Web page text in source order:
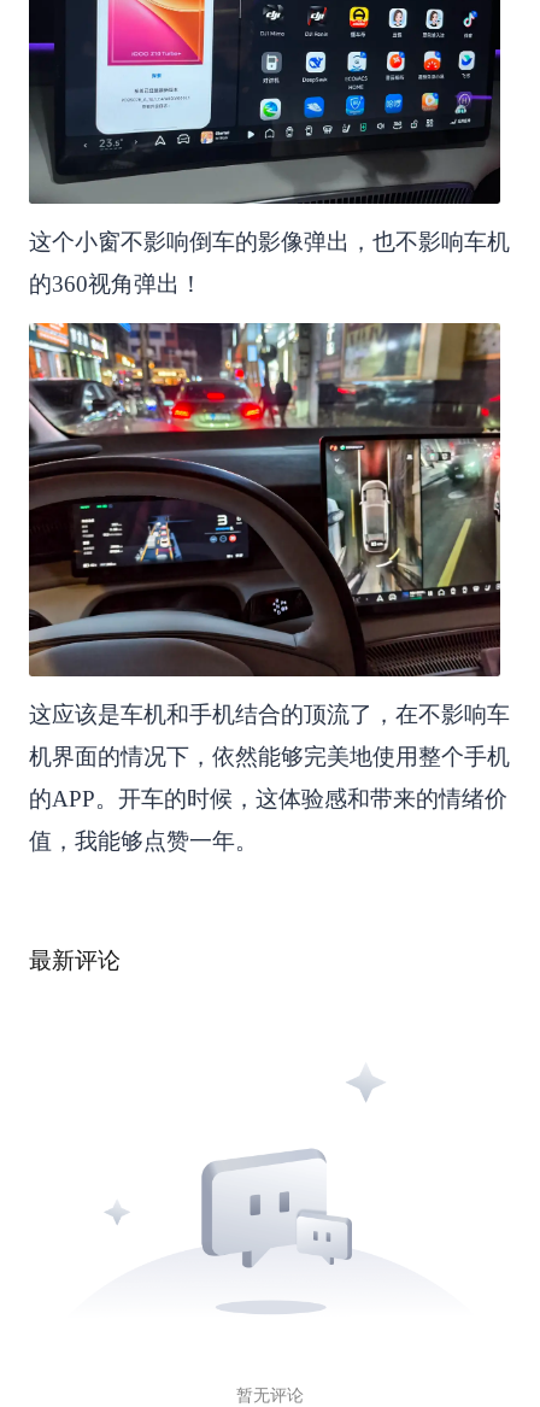
这个小窗不影响倒车的影像弹出，也不影响车机
的360视角弹出！
这应该是车机和手机结合的顶流了，在不影响车
机界面的情况下，依然能够完美地使用整个手机
的APP。开车的时候，这体验感和带来的情绪价
值，我能够点赞一年。
最新评论
暂无评论